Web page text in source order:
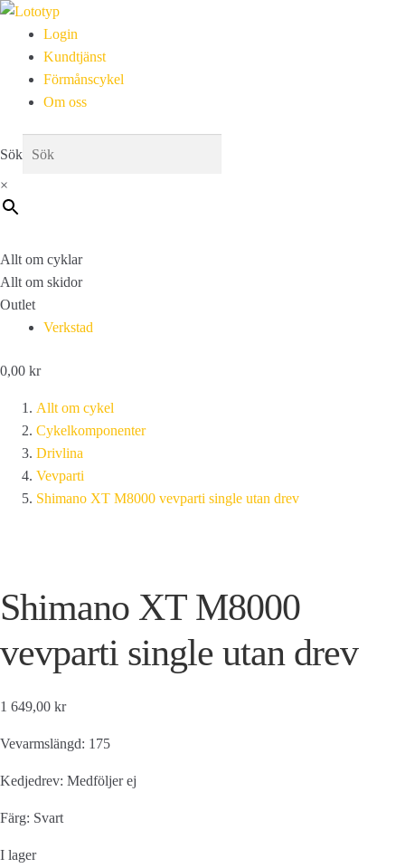
Login
Kundtjänst
Förmånscykel
Om oss
Sök
×
Allt om cyklar
Allt om skidor
Outlet
Verkstad
0,00 kr
Allt om cykel
Cykelkomponenter
Drivlina
Vevparti
Shimano XT M8000 vevparti single utan drev
Shimano XT M8000
vevparti single utan drev
1 649,00 kr
Vevarmslängd: 175
Kedjedrev: Medföljer ej
Färg: Svart
I lager